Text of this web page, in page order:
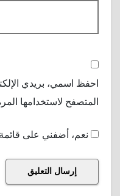
احفظ اسمي، بريدي
المتصفح لاستخدامها
نعم، أضفني على قائمة